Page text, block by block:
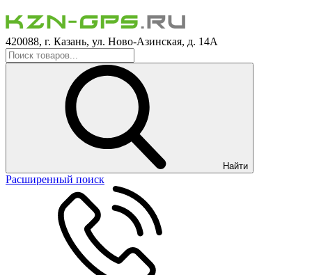
420088, г. Казань, ул. Ново-Азинская, д. 14А
Найти
Расширенный поиск